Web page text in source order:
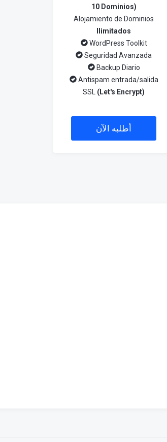
10 Dominios)
Alojamiento de Dominios
Ilimitados
WordPress Toolkit
Seguridad Avanzada
Backup Diario
Antispam entrada/salida
SSL (Let's Encrypt)
أطلبه الآن